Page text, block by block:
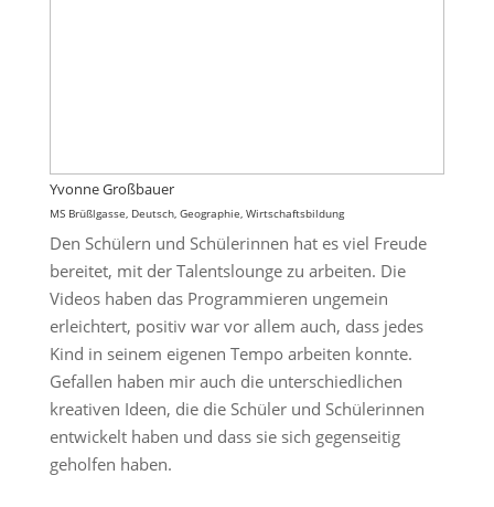
Yvonne Großbauer
MS Brüßlgasse, Deutsch, Geographie, Wirtschaftsbildung
Den Schülern und Schülerinnen hat es viel Freude
bereitet, mit der Talentslounge zu arbeiten. Die
Videos haben das Programmieren ungemein
erleichtert, positiv war vor allem auch, dass jedes
Kind in seinem eigenen Tempo arbeiten konnte.
Gefallen haben mir auch die unterschiedlichen
kreativen Ideen, die die Schüler und Schülerinnen
entwickelt haben und dass sie sich gegenseitig
geholfen haben.